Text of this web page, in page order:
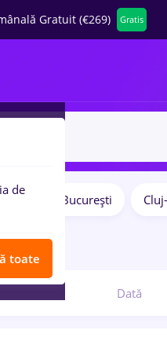
Gratuit (€269) Gratis
București
Dată
de
toate